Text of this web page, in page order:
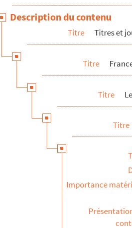
Les services
Les événements
France-Soir Magazine
Description du contenu
Titre Titres et
Titre
Titre
Titre
Importance